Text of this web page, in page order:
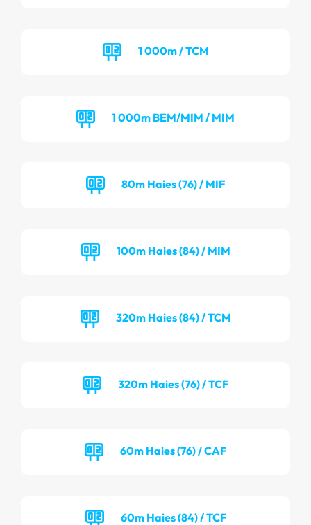
1 000m / TCM
1 000m BEM/MIM / MIM
80m Haies (76) / MIF
100m Haies (84) / MIM
320m Haies (84) / TCM
320m Haies (76) / TCF
60m Haies (76) / CAF
60m Haies (84) / TCF